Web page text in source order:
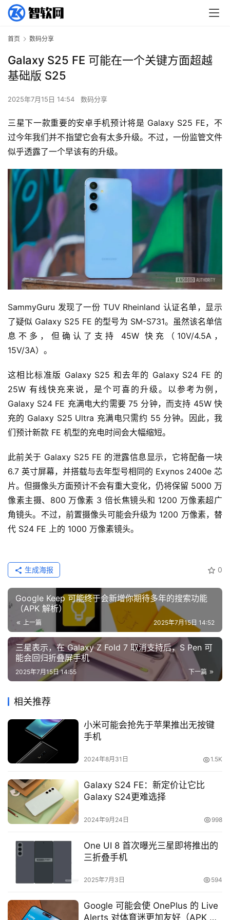
首页 数码分享
Galaxy S25 FE 可能在一个关键方面超越
基础版 S25
2025年7月15日 14:54 数码分享
三星下一款重要的安卓手机预计将是 Galaxy S25 FE，不
过今年我们并不指望它会有太多升级。不过，一份监管文件
似乎透露了一个早该有的升级。
SammyGuru 发现了一份 TUV Rheinland 认证名单，显示
了疑似 Galaxy S25 FE 的型号为 SM-S731。虽然该名单信
息不多，但确认了支持 45W 快充（10V/4.5A，
15V/3A）。
这相比标准版 Galaxy S25 和去年的 Galaxy S24 FE 的
25W 有线快充来说，是个可喜的升级。以参考为例，
Galaxy S24 FE 充满电大约需要 75 分钟，而支持 45W 快
充的 Galaxy S25 Ultra 充满电只需约 55 分钟。因此，我
们预计新款 FE 机型的充电时间会大幅缩短。
此前关于 Galaxy S25 FE 的泄露信息显示，它将配备一块
6.7 英寸屏幕，并搭载与去年型号相同的 Exynos 2400e 芯
片。但摄像头方面预计不会有重大变化，仍将保留 5000 万
像素主摄、800 万像素 3 倍长焦镜头和 1200 万像素超广
角镜头。不过，前置摄像头可能会升级为 1200 万像素，替
代 S24 FE 上的 1000 万像素镜头。
0
生成海报
Google Keep 可能终于会新增你期待多年的搜索功能
（APK 解析）
上一篇 2025年7月15日 14:52
三星表示，在 Galaxy Z Fold 7 取消支持后，S Pen 可
能会回归折叠屏手机
下一篇
2025年7月15日 14:55
相关推荐
小米可能会抢先于苹果推出无按键
手机
2024年8月31日 1.5K
Galaxy S24 FE：新定价让它比
Galaxy S24更难选择
2024年9月24日 998
One UI 8 首次曝光三星即将推出的
三折叠手机
2025年7月3日 594
Google 可能会使 OnePlus 的 Live
Alerts 对体育迷更加友好（APK 拆